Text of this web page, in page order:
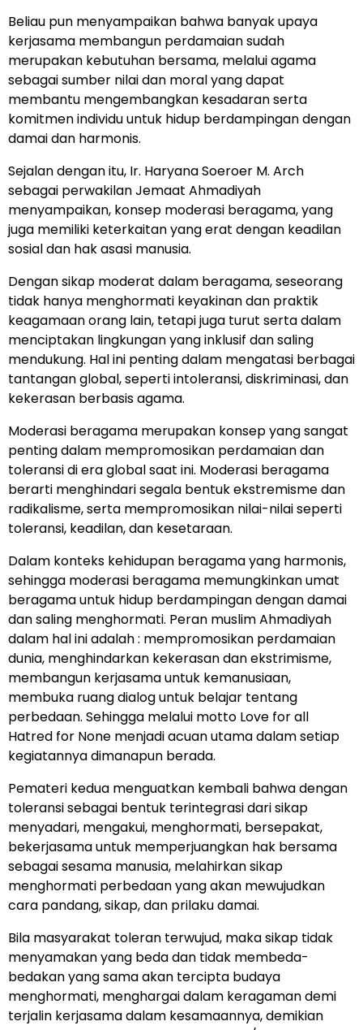
Beliau pun menyampaikan bahwa banyak upaya
kerjasama membangun perdamaian sudah
merupakan kebutuhan bersama, melalui agama
sebagai sumber nilai dan moral yang dapat
membantu mengembangkan kesadaran serta
komitmen individu untuk hidup berdampingan dengan
damai dan harmonis.
Sejalan dengan itu, Ir. Haryana Soeroer M. Arch
sebagai perwakilan Jemaat Ahmadiyah
menyampaikan, konsep moderasi beragama, yang
juga memiliki keterkaitan yang erat dengan keadilan
sosial dan hak asasi manusia.
Dengan sikap moderat dalam beragama, seseorang
tidak hanya menghormati keyakinan dan praktik
keagamaan orang lain, tetapi juga turut serta dalam
menciptakan lingkungan yang inklusif dan saling
mendukung. Hal ini penting dalam mengatasi berbagai
tantangan global, seperti intoleransi, diskriminasi, dan
kekerasan berbasis agama.
Moderasi beragama merupakan konsep yang sangat
penting dalam mempromosikan perdamaian dan
toleransi di era global saat ini. Moderasi beragama
berarti menghindari segala bentuk ekstremisme dan
radikalisme, serta mempromosikan nilai-nilai seperti
toleransi, keadilan, dan kesetaraan.
Dalam konteks kehidupan beragama yang harmonis,
sehingga moderasi beragama memungkinkan umat
beragama untuk hidup berdampingan dengan damai
dan saling menghormati. Peran muslim Ahmadiyah
dalam hal ini adalah : mempromosikan perdamaian
dunia, menghindarkan kekerasan dan ekstrimisme,
membangun kerjasama untuk kemanusiaan,
membuka ruang dialog untuk belajar tentang
perbedaan. Sehingga melalui motto Love for all
Hatred for None menjadi acuan utama dalam setiap
kegiatannya dimanapun berada.
Pemateri kedua menguatkan kembali bahwa dengan
toleransi sebagai bentuk terintegrasi dari sikap
menyadari, mengakui, menghormati, bersepakat,
bekerjasama untuk memperjuangkan hak bersama
sebagai sesama manusia, melahirkan sikap
menghormati perbedaan yang akan mewujudkan
cara pandang, sikap, dan prilaku damai.
Bila masyarakat toleran terwujud, maka sikap tidak
menyamakan yang beda dan tidak membeda-
bedakan yang sama akan tercipta budaya
menghormati, menghargai dalam keragaman demi
terjalin kerjasama dalam kesamaannya, demikian